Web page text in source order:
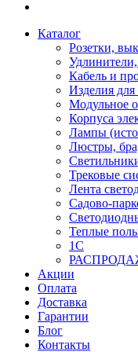
Каталог
Розетки,
Кабель и
Изделия для
Модульное
Корпуса
Лампы
Люстры,
Трековые
Лента
Садово-
Теплые
1С
Акции
Оплата
Доставка
Гарантии
Блог
Контакты